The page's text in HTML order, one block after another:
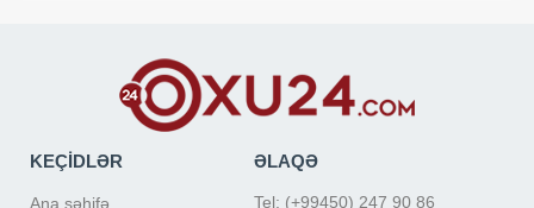
KEÇİDLƏR
Ana səhifə
ƏLAQƏ
Tel: (+99450) 247 90 86